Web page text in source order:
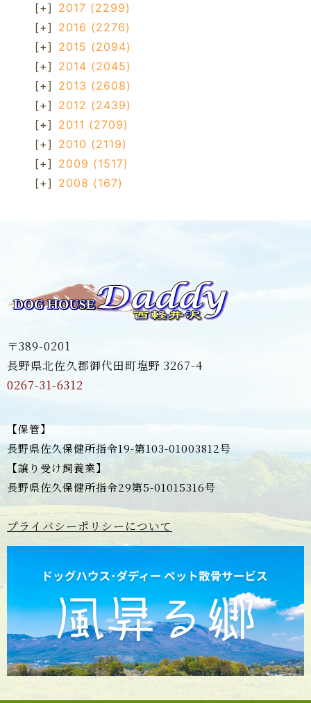
[+] 2017 (2299)
[+] 2016 (2276)
[+] 2015 (2094)
[+] 2014 (2045)
[+] 2013 (2608)
[+] 2012 (2439)
[+] 2011 (2709)
[+] 2010 (2119)
[+] 2009 (1517)
[+] 2008 (167)
〒389-0201
長野県北佐久郡御代田町塩野 3267-4
0267-31-6312
【保管】
長野県佐久保健所指令19-第103-01003812号
【譲り受け飼養業】
長野県佐久保健所指令29第5-01015316号
プライバシーポリシーについて